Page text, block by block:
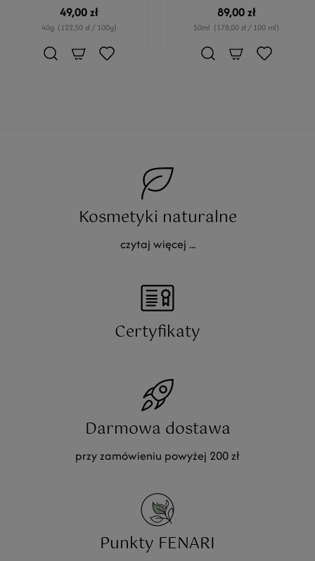
49,00 zł
40g (122,50 zł / 100g)
89,00 zł
50ml (178,00 zł / 100 ml)
Kosmetyki naturalne
czytaj więcej ...
Certyfikaty
Darmowa dostawa
przy zamówieniu powyżej 200 zł
Punkty FENARI